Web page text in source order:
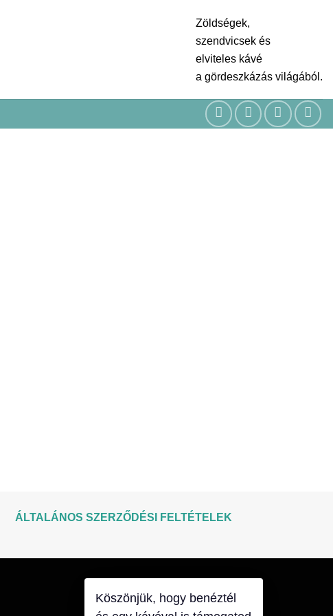
Zöldségek,
szendvicsek és
elviteles kávé
a gördeszkázás világából.
ÁLTALÁNOS SZERZŐDÉSI FELTÉTELEK